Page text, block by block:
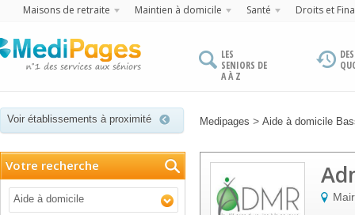
Maisons de retraite Maintien à domicile Santé Droits et
LES
SENIORS DE
A À Z
Voir établissements à proximité Medipages > Aide à domicile
Votre recherche
Aide à domicile